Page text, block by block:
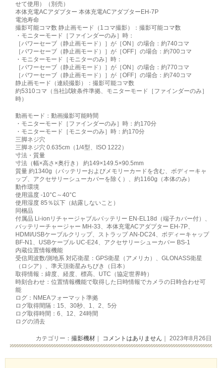
せて使用）（別売）
本体充電ACアダプター 本体充電ACアダプターEH-7P
電池寿命
撮影可能コマ数 静止画モード（1コマ撮影）：撮影可能コマ数
・モニターモード［ファインダーのみ］時：
［パワーセーブ（静止画モード）］が［ON］の場合：約740コマ
［パワーセーブ（静止画モード）］が［OFF］の場合：約700コマ
・モニターモード［モニターのみ］時：
［パワーセーブ（静止画モード）］が［ON］の場合：約770コマ
［パワーセーブ（静止画モード）］が［OFF］の場合：約740コマ
静止画モード（連続撮影）：撮影可能コマ数
約5310コマ（当社試験条件準拠、モニターモード［ファインダーのみ］
時）
動画モード：動画撮影可能時間
・モニターモード［ファインダーのみ］時：約170分
・モニターモード［モニターのみ］時：約170分
三脚ネジ穴
三脚ネジ穴 0.635cm（1/4型、ISO 1222）
寸法・質量
寸法（幅×高さ×奥行き） 約149×149.5×90.5mm
質量 約1340g（バッテリーおよびメモリーカードを含む、ボディーキャ
ップ、アクセサリーシューカバーを除く）、約1160g（本体のみ）
動作環境
使用温度 -10°C～40°C
使用湿度 85％以下（結露しないこと）
同梱品
付属品 Li-ionリチャージャブルバッテリー EN-EL18d（端子カバー付）、
バッテリーチャージャー MH-33、本体充電ACアダプター EH-7P、
HDMI/USBケーブルクリップ、ストラップ AN-DC24、ボディーキャップ
BF-N1、USBケーブル UC-E24、アクセサリーシューカバー BS-1
内蔵位置情報機能
受信周波数/測地系 対応衛星：GPS衛星（アメリカ）、GLONASS衛星
（ロシア）、準天頂衛星みちびき（日本）
取得情報：緯度、経度、標高、UTC（協定世界時）
時刻合わせ：位置情報機能で取得した日時情報でカメラの日時合わせ可
能
ログ：NMEAフォーマット準拠
ログ取得間隔：15、30秒、1、2、5分
ログ取得時間：6、12、24時間
ログの消去
カテゴリー： 撮影機材｜ コメントはありません ｜ 2023年8月26日